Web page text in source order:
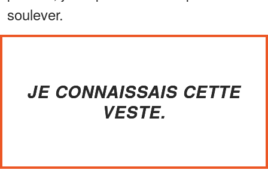
soulever.
JE CONNAISSAIS CETTE
VESTE.